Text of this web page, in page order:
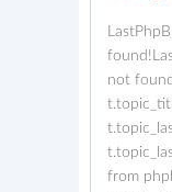
not
from